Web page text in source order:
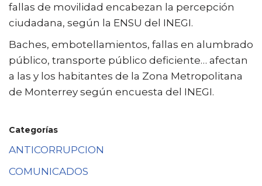
fallas de movilidad encabezan la percepción
ciudadana, según la ENSU del INEGI.
Baches, embotellamientos, fallas en alumbrado
público, transporte público deficiente… afectan
a las y los habitantes de la Zona Metropolitana
de Monterrey según encuesta del INEGI.
Categorías
ANTICORRUPCION
COMUNICADOS